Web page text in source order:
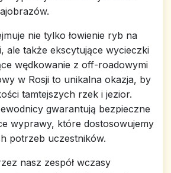
nie tylko łowienie ryb na
ale także ekscytujące wycieczki
wędkowanie z off-roadowymi
w Rosji to unikalna okazja, by
tamtejszych rzek i jezior.
gwarantują bezpieczne
wyprawy, które dostosowujemy
potrzeb uczestników.
nasz zespół wczasy